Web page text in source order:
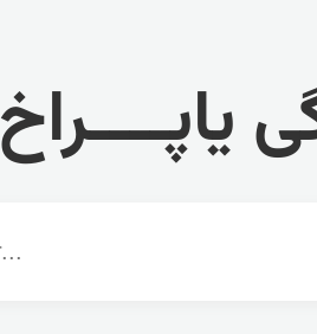
یاپــــراخ